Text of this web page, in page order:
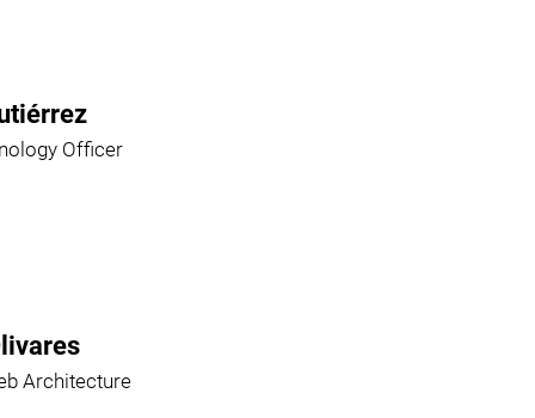
Officer
Architecture